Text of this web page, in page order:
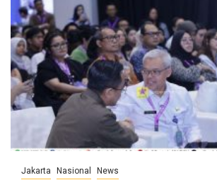
Jakarta Nasional News